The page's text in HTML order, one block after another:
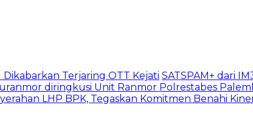
Terjaring OTT Kejati SATSPAM+ dari
diringkusi Unit Ranmor Polrestabes
LHP BPK, Tegaskan Komitmen Benahi